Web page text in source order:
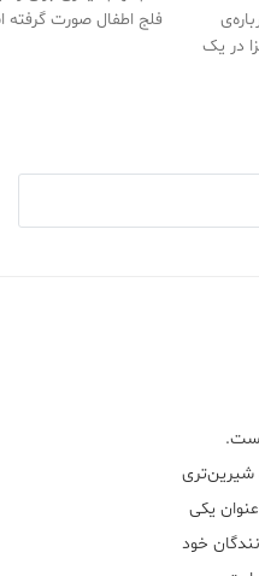
در یک
فلج اطفال صورت
است.
شیرین‌تری
یکی
خود